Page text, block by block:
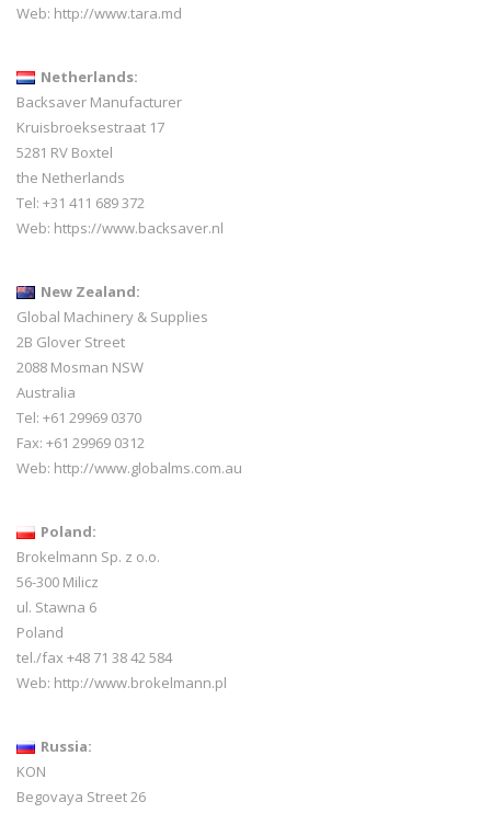
Web: http://www.tara.md
Netherlands:
Backsaver Manufacturer
Kruisbroeksestraat 17
5281 RV Boxtel
the Netherlands
Tel: +31 411 689 372
Web: https://www.backsaver.nl
New Zealand:
Global Machinery & Supplies
2B Glover Street
2088 Mosman NSW
Australia
Tel: +61 29969 0370
Fax: +61 29969 0312
Web: http://www.globalms.com.au
Poland:
Brokelmann Sp. z o.o.
56-300 Milicz
ul. Stawna 6
Poland
tel./fax +48 71 38 42 584
Web: http://www.brokelmann.pl
Russia:
KON
Begovaya Street 26